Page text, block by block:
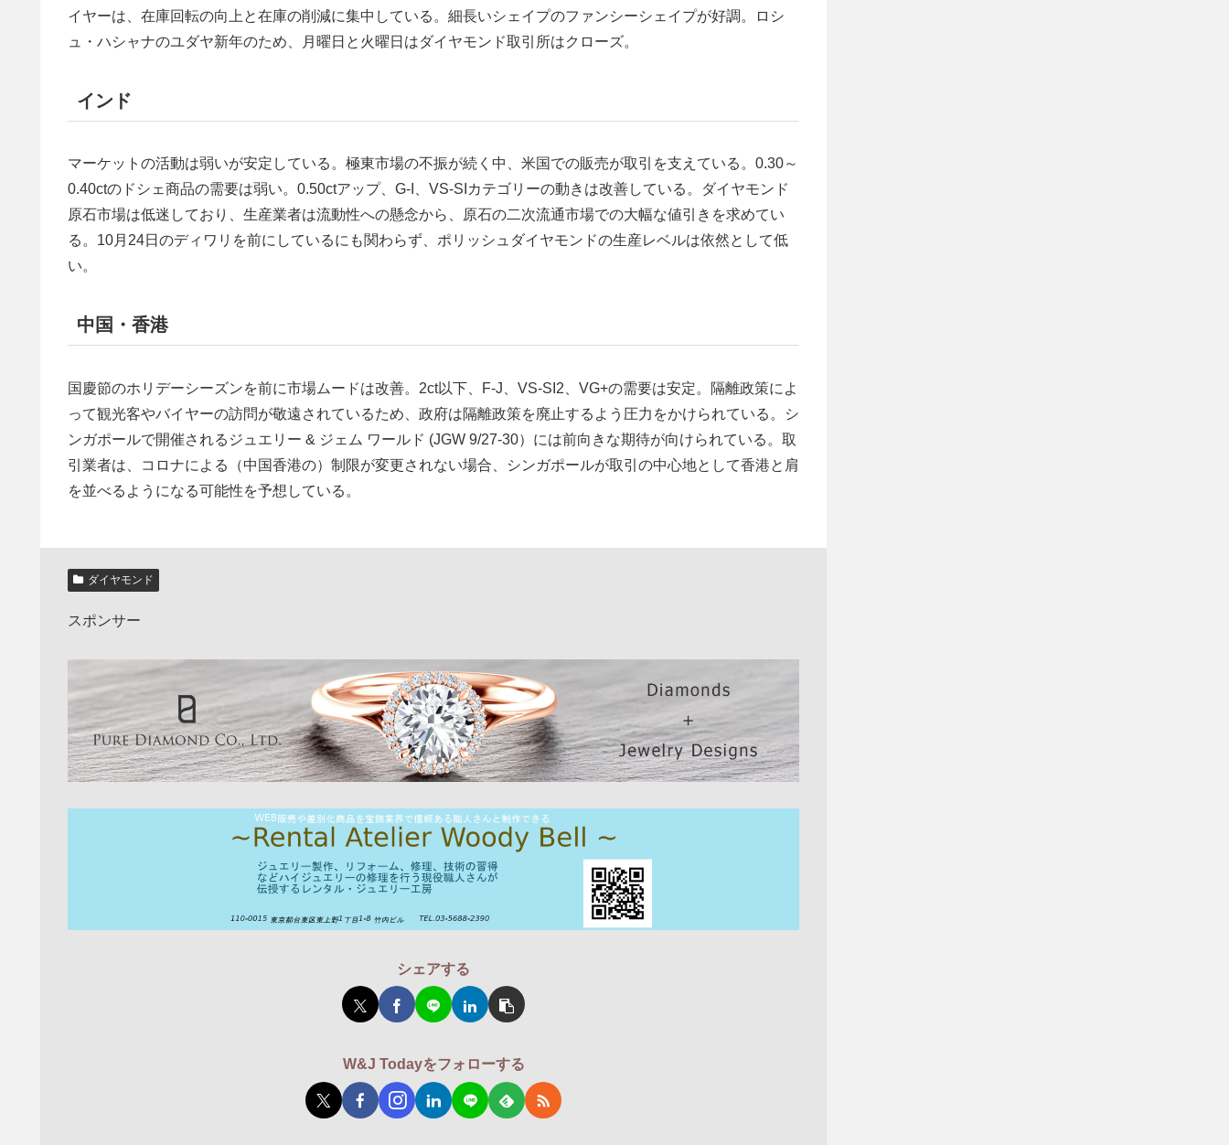
イヤーは、在庫回転の向上と在庫の削減に集中している。細長いシェイプのファンシーシェイプが好調。ロシ
ュ・ハシャナのユダヤ新年のため、月曜日と火曜日はダイヤモンド取引所はクローズ。
インド
マーケットの活動は弱いが安定している。極東市場の不振が続く中、米国での販売が取引を支えている。0.30～
0.40ctのドシェ商品の需要は弱い。0.50ctアップ、G-I、VS-SIカテゴリーの動きは改善している。ダイヤモンド
原石市場は低迷しており、生産業者は流動性への懸念から、原石の二次流通市場での大幅な値引きを求めてい
る。10月24日のディワリを前にしているにも関わらず、ポリッシュダイヤモンドの生産レベルは依然として低
い。
中国・香港
国慶節のホリデーシーズンを前に市場ムードは改善。2ct以下、F-J、VS-SI2、VG+の需要は安定。隔離政策によ
って観光客やバイヤーの訪問が敬遠されているため、政府は隔離政策を廃止するよう圧力をかけられている。シ
ンガポールで開催されるジュエリー & ジェム ワールド (JGW 9/27-30）には前向きな期待が向けられている。取
引業者は、コロナによる（中国香港の）制限が変更されない場合、シンガポールが取引の中心地として香港と肩
を並べるようになる可能性を予想している。
ダイヤモンド
スポンサー
シェアする
W&J Todayをフォローする